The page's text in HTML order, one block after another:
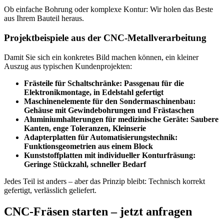
Ob einfache Bohrung oder komplexe Kontur: Wir holen das Beste
aus Ihrem Bauteil heraus.
Projektbeispiele aus der CNC-Metallverarbeitung
Damit Sie sich ein konkretes Bild machen können, ein kleiner
Auszug aus typischen Kundenprojekten:
Frästeile für Schaltschränke: Passgenau für die
Elektronikmontage, in Edelstahl gefertigt
Maschinenelemente für den Sondermaschinenbau:
Gehäuse mit Gewindebohrungen und Frästaschen
Aluminiumhalterungen für medizinische Geräte: Saubere
Kanten, enge Toleranzen, Kleinserie
Adapterplatten für Automatisierungstechnik:
Funktionsgeometrien aus einem Block
Kunststoffplatten mit individueller Konturfräsung:
Geringe Stückzahl, schneller Bedarf
Jedes Teil ist anders – aber das Prinzip bleibt: Technisch korrekt
gefertigt, verlässlich geliefert.
CNC-Fräsen starten – jetzt anfragen